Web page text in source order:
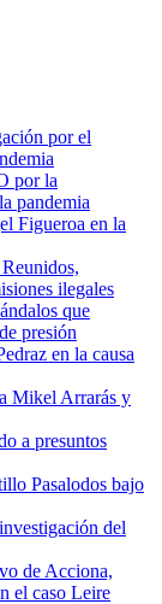
por el
por la
pandemia
Figueroa en la
ilegales
que
presión
en la causa
Mikel Arrarás y
a presuntos
Pasalodos bajo
del
de Acciona,
el caso Leire